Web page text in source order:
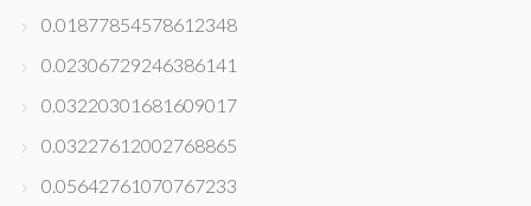
0.01877854578612348
0.02306729246386141
0.03220301681609017
0.03227612002768865
0.05642761070767233